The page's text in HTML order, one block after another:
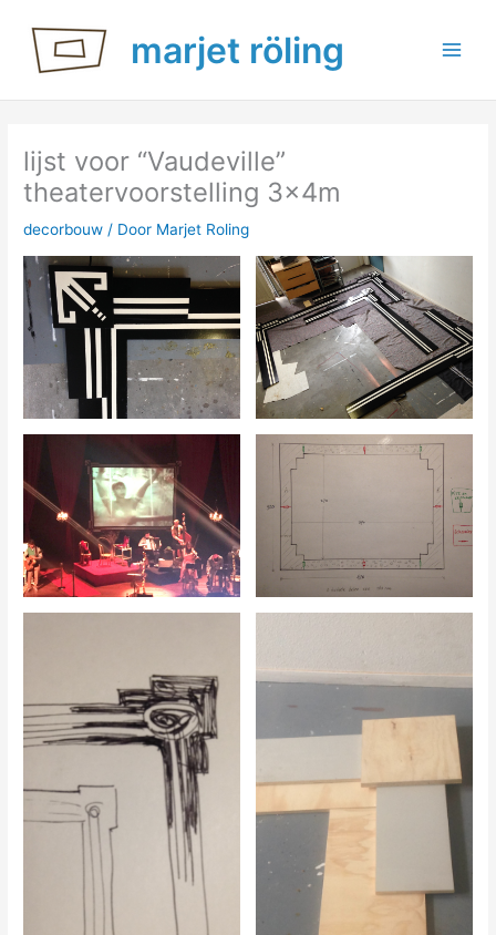
marjet röling
lijst voor “Vaudeville”
theatervoorstelling 3x4m
decorbouw / Door Marjet Roling